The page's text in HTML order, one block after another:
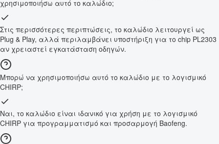
χρησιμοποιήσω αυτό το καλώδιο;
Στις περισσότερες περιπτώσεις, το καλώδιο λειτουργεί ως
Plug & Play, αλλά περιλαμβάνει υποστήριξη για το chip PL2303
αν χρειαστεί εγκατάσταση οδηγών.
Μπορώ να χρησιμοποιήσω αυτό το καλώδιο με το λογισμικό
CHIRP;
Ναι, το καλώδιο είναι ιδανικό για χρήση με το λογισμικό
CHIRP για προγραμματισμό και προσαρμογή Baofeng.